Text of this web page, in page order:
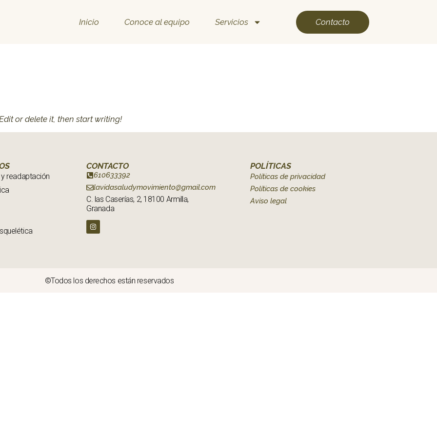
Inicio Conoce al equipo Servicios Contacto
or delete it, then start writing!
readaptación
CONTACTO
610633392
lavidasaludymovimiento@gmail.com
C. las Caserías, 2, 18100 Armilla,
Granada
POLÍTICAS
Políticas de privacidad
Políticas de cookies
Aviso legal
©Todos los derechos están reservados